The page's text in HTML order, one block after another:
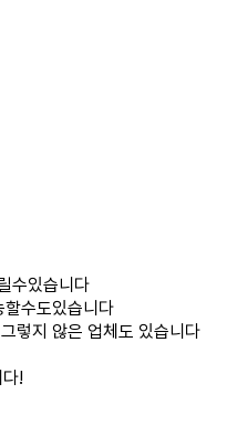
수있습니다
수도있습니다
렇지 않은 업체도 있습니다
!